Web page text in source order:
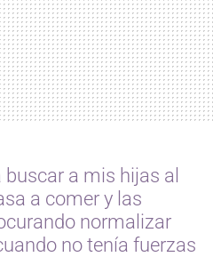
a mis hijas al
a comer y las
normalizar
no tenía fuerzas